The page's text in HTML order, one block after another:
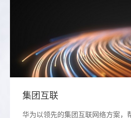
集团互联
华为以领先的集团互联网络方案，